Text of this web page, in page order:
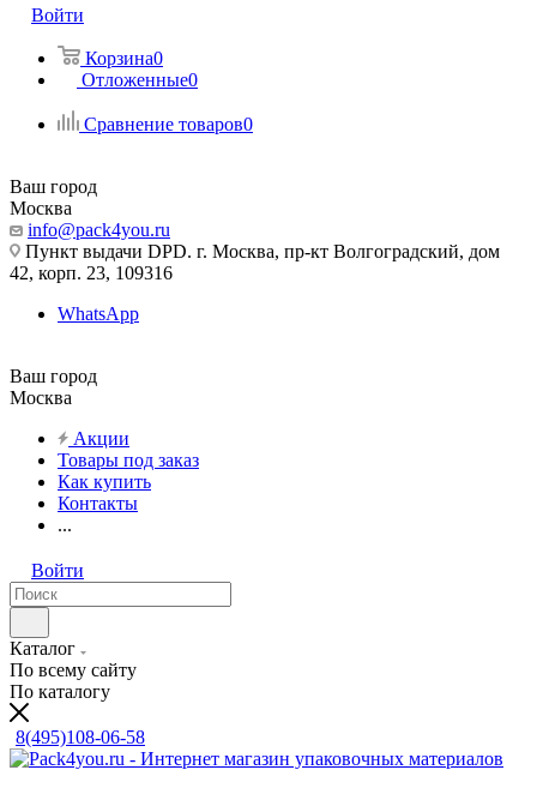
Войти
Корзина0
Отложенные0
Сравнение товаров0
Ваш город
Москва
info@pack4you.ru
Пункт выдачи DPD. г. Москва, пр-кт Волгоградский, дом
42, корп. 23, 109316
WhatsApp
Ваш город
Москва
Акции
Товары под заказ
Как купить
Контакты
...
Войти
Каталог
По всему сайту
По каталогу
8(495)108-06-58